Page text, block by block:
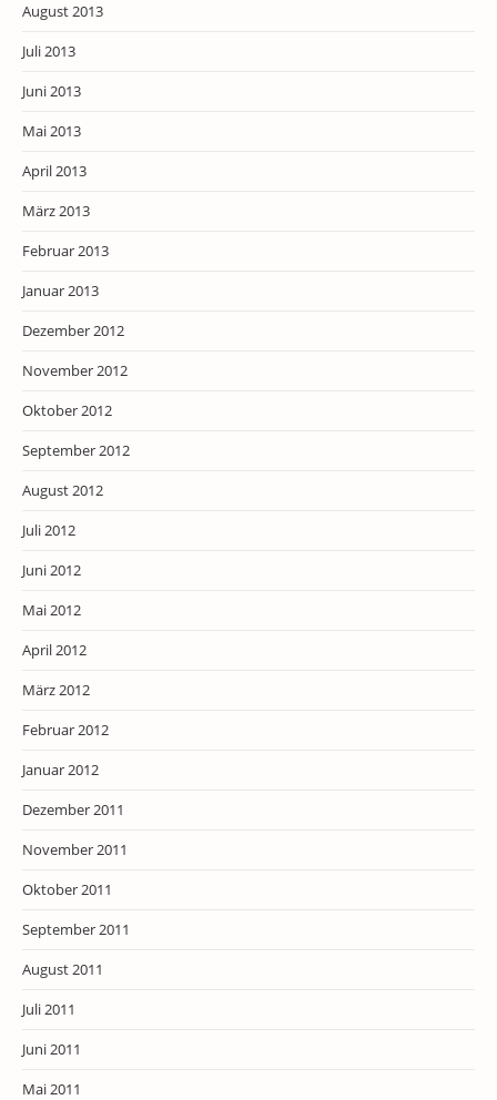
August 2013
Juli 2013
Juni 2013
Mai 2013
April 2013
März 2013
Februar 2013
Januar 2013
Dezember 2012
November 2012
Oktober 2012
September 2012
August 2012
Juli 2012
Juni 2012
Mai 2012
April 2012
März 2012
Februar 2012
Januar 2012
Dezember 2011
November 2011
Oktober 2011
September 2011
August 2011
Juli 2011
Juni 2011
Mai 2011